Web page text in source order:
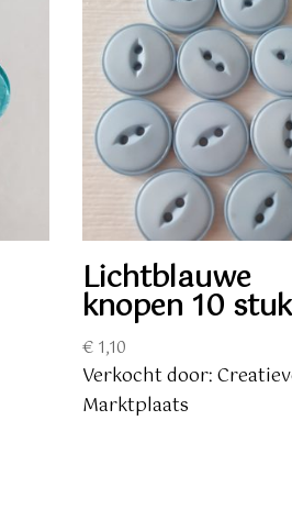
Lichtblauwe
knopen 10
€1,10
Verkocht door:
Marktplaats